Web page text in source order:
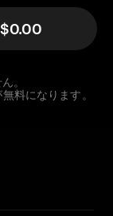
$0.00
。
料になります。